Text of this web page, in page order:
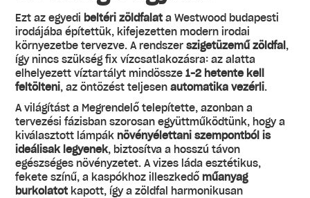
Ezt az egyedi beltéri zöldfalat a Westwood budapesti
irodájába építettük, kifejezetten modern irodai
környezetbe tervezve. A rendszerszigetüzemű zöldfal ,
így nincs szükség fix vízcsatlakozásra: az alatta
elhelyezett víztartályt mindössze1–2 hetente kell
feltölteni , az öntözést teljesenautomatika vezérli .
A világítást a Megrendelő telepítette, azonban a
tervezési fázisban szorosan együttműködtünk, hogy a
kiválasztott lámpák növényélettani szempontból is
ideálisak legyenek, biztosítva a hosszú távon
egészséges növényzetet. A vizes láda esztétikus,
fekete színű, a kaspókhoz illeszkedő műanyag
burkolatot kapott, így a zöldfal harmonikusan